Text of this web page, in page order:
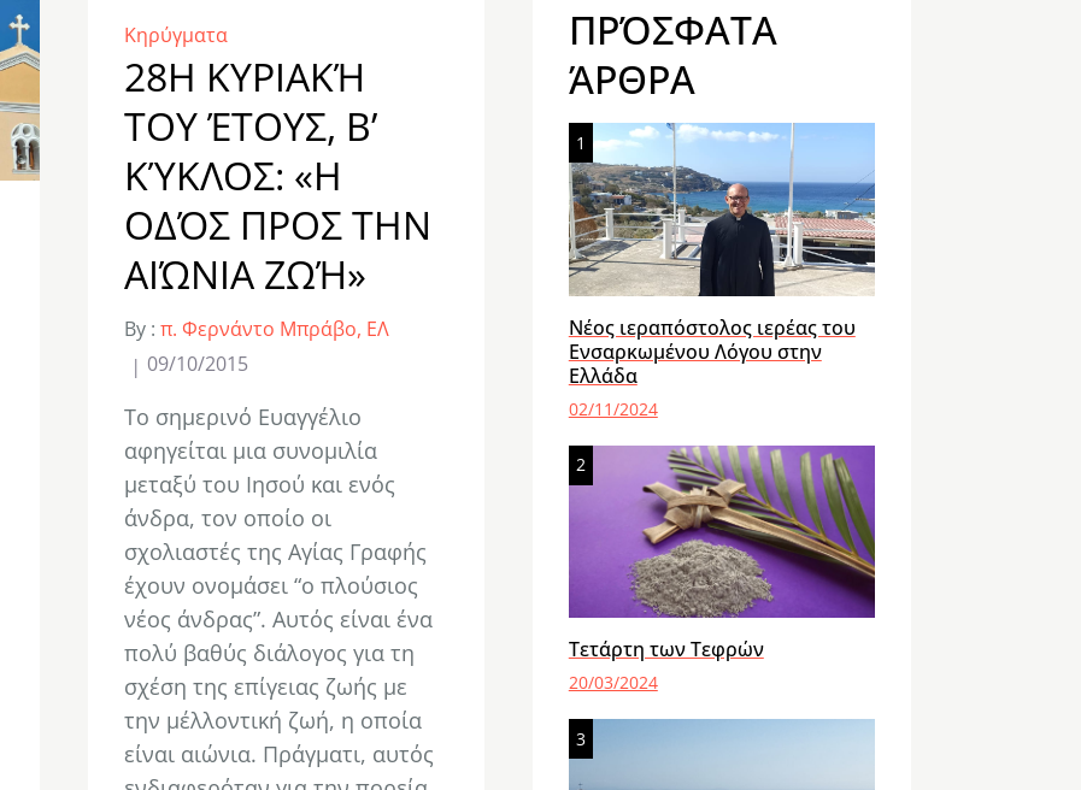
Κηρύγματα
28Η ΚΥΡΙΑΚΉ
ΤΟΥ ΈΤΟΥΣ, Β’
ΚΎΚΛΟΣ: «Η
ΟΔΌΣ ΠΡΟΣ ΤΗΝ
ΑΙΏΝΙΑ ΖΩΉ»
By : π. Φερνάντο Μπράβο, ΕΛ
09/10/2015
Το σημερινό Ευαγγέλιο
αφηγείται μια συνομιλία
μεταξύ του Ιησού και ενός
άνδρα, τον οποίο οι
σχολιαστές της Αγίας Γραφής
έχουν ονομάσει “ο πλούσιος
νέος άνδρας”. Αυτός είναι ένα
πολύ βαθύς διάλογος για τη
σχέση της επίγειας ζωής με
την μέλλοντική ζωή, η οποία
είναι αιώνια. Πράγματι, αυτός
ΠΡΌΣΦΑΤΑ
ΆΡΘΡΑ
1
Νέος ιεραπόστολος ιερέας του
Ενσαρκωμένου Λόγου στην
Ελλάδα
02/11/2024
2
Τετάρτη των Τεφρών
20/03/2024
3